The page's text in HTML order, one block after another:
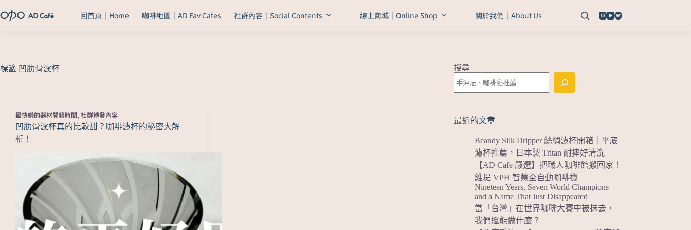
回首頁｜Home 咖啡地圖｜AD Fav Cafes 社群內容｜Social Contents 線上商城｜Online Shop 關於我們｜About Us
標籤 凹肋骨濾杯
最快樂的器材開箱時間, 社群轉發內容
凹肋骨濾杯真的比較甜？咖啡濾杯的秘密大解
析！
搜尋
最近的文章
Beandy Silk Dripper 絲綢濾杯開箱｜平底
濾杯推薦，日本製 Tritan 耐摔好清洗
【AD Cafe 嚴選】把職人咖啡館搬回家！
維堤 VPH 智慧全自動咖啡機
Nineteen Years, Seven World Champions —
and a Name That Just Disappeared
當「台灣」在世界咖啡大賽中被抹去，
我們還能做什麼？